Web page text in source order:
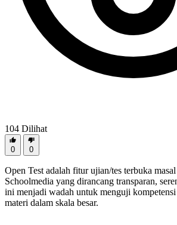
104 Dilihat
0 0
Open Test adalah fitur ujian/tes terbuka
Schoolmedia yang dirancang transparan,
ini menjadi wadah untuk menguji kompetensi
materi dalam skala besar.